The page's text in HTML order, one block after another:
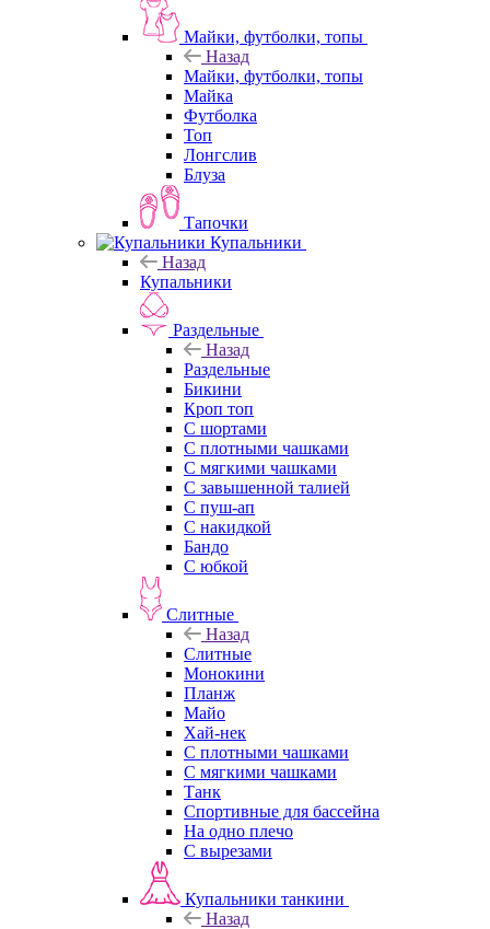
Майки, футболки, топы
Назад
Майки, футболки, топы
Майка
Футболка
Топ
Лонгслив
Блуза
Тапочки
Купальники
Назад
Купальники
Раздельные
Назад
Раздельные
Бикини
Кроп топ
С шортами
С плотными чашками
С мягкими чашками
С завышенной талией
С пуш-ап
С накидкой
Бандо
С юбкой
Слитные
Назад
Слитные
Монокини
Планж
Майо
Хай-нек
С плотными чашками
С мягкими чашками
Танк
Спортивные для бассейна
На одно плечо
С вырезами
Купальники танкини
Назад